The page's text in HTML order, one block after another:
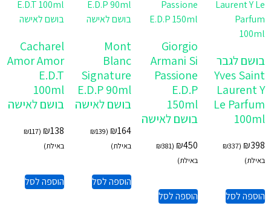
בושם לגבר
Yves Saint
Laurent Y
Le Parfum
100ml
₪398
(
₪337
באילת)
הוספה לסל
Giorgio
Armani Si
Passione
E.D.P
150ml
בושם לאישה
₪450
(
₪381
באילת)
הוספה לסל
Mont
Blanc
Signature
E.D.P 90ml
בושם לאישה
₪164
(
₪139
באילת)
הוספה לסל
Cacharel
Amor Amor
E.D.T
100ml
בושם לאישה
₪138
(
₪117
באילת)
הוספה לסל